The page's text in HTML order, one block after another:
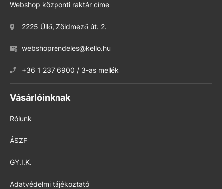
Webshop központi raktár címe
2225 Üllő, Zöldmező út. 2.
webshoprendeles@kello.hu
+36 1 237 6900 / 3-as mellék
Vásárlóinknak
Rólunk
ÁSZF
GY.I.K.
Adatvédelmi tájékoztató